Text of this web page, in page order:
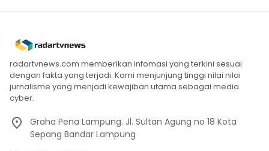
radartvnews.com memberikan infomasi yang terkini sesuai
dengan fakta yang terjadi. Kami menjunjung tinggi nilai nilai
jurnalisme yang menjadi kewajiban utama sebagai media
cyber.
Graha Pena Lampung. Jl. Sultan Agung no 18 Kota
Sepang Bandar Lampung